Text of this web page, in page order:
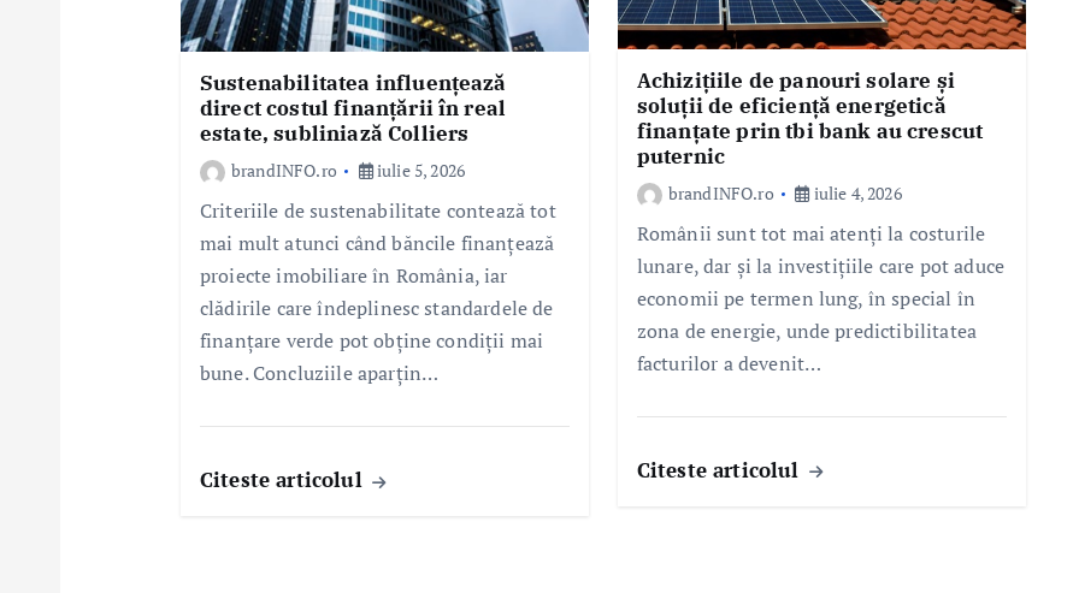
Sustenabilitatea influențează
direct costul finanțării în real
estate, subliniază Colliers
brandINFO.ro iulie 5, 2026
Criteriile de sustenabilitate contează tot
mai mult atunci când băncile finanțează
proiecte imobiliare în România, iar
clădirile care îndeplinesc standardele de
finanțare verde pot obține condiții mai
bune. Concluziile aparțin…
Citeste articolul
Achizițiile de panouri solare și
soluții de eficiență energetică
finanțate prin tbi bank au crescut
puternic
brandINFO.ro iulie 4, 2026
Românii sunt tot mai atenți la costurile
lunare, dar și la investițiile care pot aduce
economii pe termen lung, în special în
zona de energie, unde predictibilitatea
facturilor a devenit…
Citeste articolul